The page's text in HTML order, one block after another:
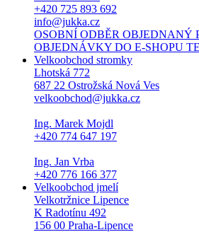
+420 725 893 692
info@jukka.cz
OSOBNÍ ODBĚR OBJEDNANÝ
OBJEDNÁVKY DO E-SHOPU
Velkoobchod stromky
Lhotská 772
687 22 Ostrožská Nová Ves
velkoobchod@jukka.cz
Ing. Marek Mojdl
+420 774 647 197
Ing. Jan Vrba
+420 776 166 377
Velkoobchod jmelí
Velkotržnice Lipence
K Radotínu 492
156 00 Praha-Lipence